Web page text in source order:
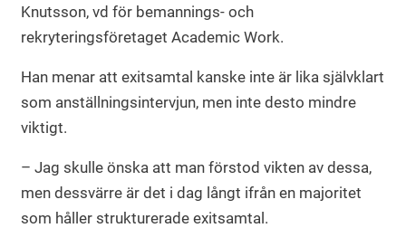
Knutsson, vd för bemannings- och
rekryteringsföretaget Academic Work.
Han menar att exitsamtal kanske inte är lika självklart
som anställningsintervjun, men inte desto mindre
viktigt.
– Jag skulle önska att man förstod vikten av dessa,
men dessvärre är det i dag långt ifrån en majoritet
som håller strukturerade exitsamtal.